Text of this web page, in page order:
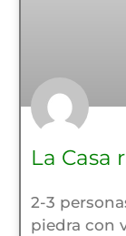
La Casa
2-3
piedra con